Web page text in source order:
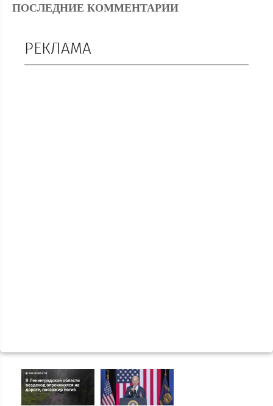
ПОСЛЕДНИЕ КОММЕНТАРИИ
РЕКЛАМА